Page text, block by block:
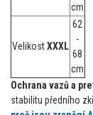
cm
VelikostXXXL
62
-
68
cm
Ochrana vazů a
stabilitu předního